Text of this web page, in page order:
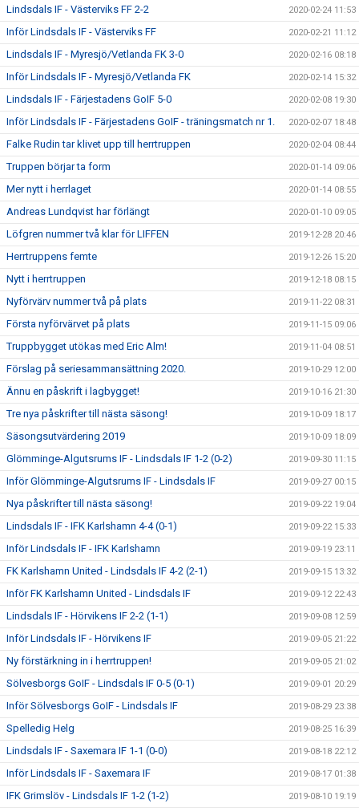
Lindsdals IF - Västerviks FF 2-2 2020-02-24 11:53
Inför Lindsdals IF - Västerviks FF 2020-02-21 11:12
Lindsdals IF - Myresjö/Vetlanda FK 3-0 2020-02-16 08:18
Inför Lindsdals IF - Myresjö/Vetlanda FK 2020-02-14 15:32
Lindsdals IF - Färjestadens GoIF 5-0 2020-02-08 19:30
Inför Lindsdals IF - Färjestadens GoIF - träningsmatch nr 1. 2020-02-07 18:48
Falke Rudin tar klivet upp till herrtruppen 2020-02-04 08:44
Truppen börjar ta form 2020-01-14 09:06
Mer nytt i herrlaget 2020-01-14 08:55
Andreas Lundqvist har förlängt 2020-01-10 09:05
Löfgren nummer två klar för LIFFEN 2019-12-28 20:46
Herrtruppens femte 2019-12-26 15:20
Nytt i herrtruppen 2019-12-18 08:15
Nyförvärv nummer två på plats 2019-11-22 08:31
Första nyförvärvet på plats 2019-11-15 09:06
Truppbygget utökas med Eric Alm! 2019-11-04 08:51
Förslag på seriesammansättning 2020. 2019-10-29 12:00
Ännu en påskrift i lagbygget! 2019-10-16 21:30
Tre nya påskrifter till nästa säsong! 2019-10-09 18:17
Säsongsutvärdering 2019 2019-10-09 18:09
Glömminge-Algutsrums IF - Lindsdals IF 1-2 (0-2) 2019-09-30 11:15
Inför Glömminge-Algutsrums IF - Lindsdals IF 2019-09-27 00:15
Nya påskrifter till nästa säsong! 2019-09-22 19:04
Lindsdals IF - IFK Karlshamn 4-4 (0-1) 2019-09-22 15:33
Inför Lindsdals IF - IFK Karlshamn 2019-09-19 23:11
FK Karlshamn United - Lindsdals IF 4-2 (2-1) 2019-09-15 13:32
Inför FK Karlshamn United - Lindsdals IF 2019-09-12 22:43
Lindsdals IF - Hörvikens IF 2-2 (1-1) 2019-09-08 12:59
Inför Lindsdals IF - Hörvikens IF 2019-09-05 21:22
Ny förstärkning in i herrtruppen! 2019-09-05 21:02
Sölvesborgs GoIF - Lindsdals IF 0-5 (0-1) 2019-09-01 20:29
Inför Sölvesborgs GoIF - Lindsdals IF 2019-08-29 23:38
Spelledig Helg 2019-08-25 16:39
Lindsdals IF - Saxemara IF 1-1 (0-0) 2019-08-18 22:12
Inför Lindsdals IF - Saxemara IF 2019-08-17 01:38
IFK Grimslöv - Lindsdals IF 1-2 (1-2) 2019-08-10 19:19